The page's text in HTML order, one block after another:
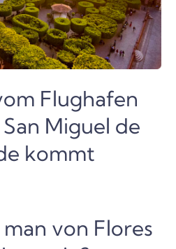
Flughafen
Miguel de
kommt
von Flores